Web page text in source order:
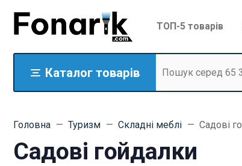
ТОП-5 товарів
Каталог товарів
Головна Туризм Складні меблі Садові
Садові гойдалки